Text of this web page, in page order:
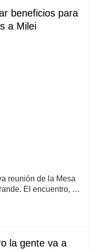
beneficios para
a Milei
reunión de la Mesa
El encuentro, …
la gente va a